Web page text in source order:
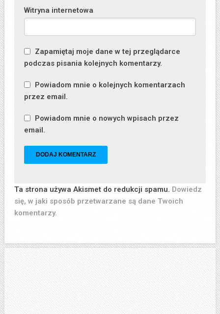
Witryna internetowa
Zapamiętaj moje dane w tej przeglądarce
podczas pisania kolejnych komentarzy.
Powiadom mnie o kolejnych komentarzach
przez email.
Powiadom mnie o nowych wpisach przez
email.
Ta strona używa Akismet do redukcji spamu. Dowiedz
się, w jaki sposób przetwarzane są dane Twoich
komentarzy.